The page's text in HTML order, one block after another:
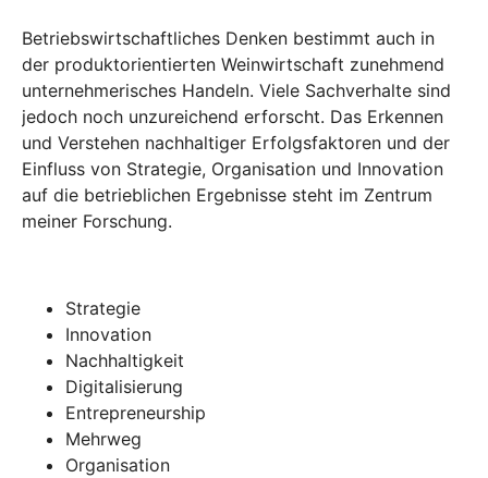
Betriebswirtschaftliches Denken bestimmt auch in
der produktorientierten Weinwirtschaft zunehmend
unternehmerisches Handeln. Viele Sachverhalte sind
jedoch noch unzureichend erforscht. Das Erkennen
und Verstehen nachhaltiger Erfolgsfaktoren und der
Einfluss von Strategie, Organisation und Innovation
auf die betrieblichen Ergebnisse steht im Zentrum
meiner Forschung.
Strategie
Innovation
Nachhaltigkeit
Digitalisierung
Entrepreneurship
Mehrweg
Organisation